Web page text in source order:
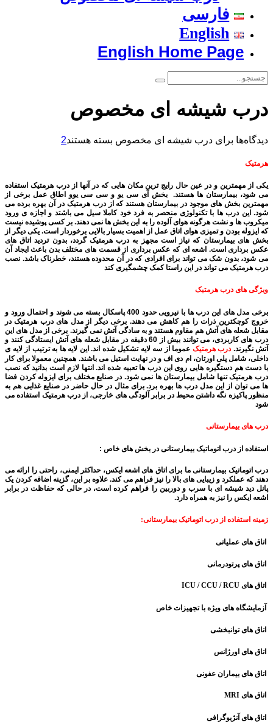
فارسی
English
English Home Page
درب شیشه ای مخصوص
دیدگاه‌ها برای درب شیشه ای مخصوص بسته هستند2
هرمتیک
یکی از مهمترین و در عین حال رایج ترین مکان هایی که در آنها از درب هرمتیک استفاده
می شود، بیمارستان ها هستند. بخش آی سی یو و سی سی یوو اطاق عمل برخی از
مهمترین بخش های موجود در بیمارستان هستند که از درب هرمتیک در آن بهره برده می
شود. این درب ها با تکنولوژی منحصر به فرد خود کاملا سیل می باشتد و اجازه ی ورود
میکروب ها و نشت هرگونه هوای آلوده را به این بخش ها نمی دهند. بر کسی پوشیده نیست
که ایزوله بودن و تمیزی هوای اتاق عمل از اهمیت بسیار بالایی برخوردار است. یکی دیگر از
بخش های بیمارستان که نیاز است مجهز به درب هرمتیک گردد، بدون تردید اتاق های
عکس برداری است. اشعه ای که عکس برداری از قسمت های مختلف بدن باعث ایجاد آن
می شود، بدون شک می تواند برای افرادی که در آن محدوده هستند، خطرناک باشد. نصب
درب هرمتیک می تواند در این راستا کمک چشمگیری کند
ویژگی های درب هرمتیک
برخی مدل های این درب ها با نیرویی حدود 400 پاسکال بسته می شوند و احتمال ورود و
خروج کوچکترین ذرات را هم کاهش می دهند. برخی دیگر از مدل های درب هرمتیک در
مقابل شعله های آتش هم مقاوم هستند و به سادگی آتش نمی گیرند. برخی از مدل های این
درب های کاربردی، می توانند بیش از 60 دقیقه در مقابل شعله های آتش ایستادگی کنند و
آتش نگیرند.درب هرمتیک عموما از سه لایه تشکیل شده اند. این لایه ها به ترتیب از لایه ی
داخلی، شامل پلی اورتان، ام دی اف و در نهایت استیل می باشند. همچنین معمولا برای کار
با دست هم دستگیره هایی روی این درب ها تعبیه شده اند. انتها لازم است بدانید که نصب
درب هرمتیک تنها شامل بیمارستان ها نمی شود. در صنایع مختلف برای ایزوله کردن فضا
ها می توان از این مدل درب ها بهره برد. برای مثال در حال حاضر در صنایع غذایی هم به
منظور پاکیزه نگه داشتن محیط در برابر آلودگی های خارجی، از درب هرمتیک استفاده می
شود
درب های بیمارستانی
استفاده از درب اتوماتیک بیمارستانی در بخش های خاص :
درب اتوماتیک بیمارستانی ما برای اتاق های اشعه ایکس، حداکثر ایمنی، راحتی را ارائه می
دهند که عملکرد و زیبایی های بالا را نیز فراهم می کند. علاوه بر این، گزینه اضافه کردن یک
پانل دید شیشه ای با سرب و دوربین را فراهم کرده است، در حالی که حفاظت در برابر
اشعه ایکس را نیز به همراه دارد.
زمینه استفاده از درب اتوماتیک بیمارستانی:
اتاق های عملیاتی
اتاق های پرتودرمانی
اتاق های ICU / CCU / RCU
آزمایشگاه های ویژه با تجهیزات خاص
اتاق های توانبخشی
اتاق های اورژانس
اتاق های بیماران عفونی
اتاق های MRI
اتاق های آنژیوگرافی